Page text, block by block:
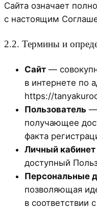
Сайта означает
с настоящим
2.2. Термины и
Сайт —
в интернете по
https://
Пользователь —
получающее
факта
Личный кабинет
доступный
Персональные
позволяющая
в соответствии